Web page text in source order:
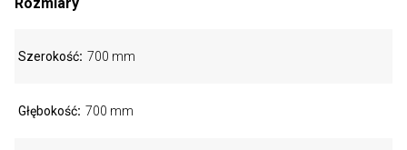
Szerokość 700 mm
Głębokość 700 mm